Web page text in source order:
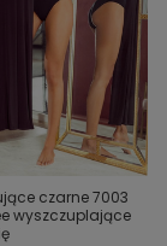
czarne 7003
wyszczuplające